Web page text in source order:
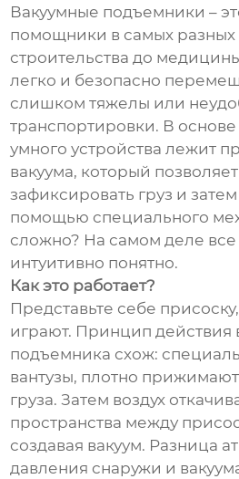
Вакуумные подъемники –
помощники в самых разных
строительства до
легко и безопасно
слишком тяжелы или
транспортировки. В основе
умного устройства лежит
вакуума, который
зафиксировать груз и
помощью специального
сложно? На самом деле все
интуитивно понятно.
Как это работает?
Представьте себе
играют. Принцип действия
подъемника схож:
вантузы, плотно
груза. Затем воздух
пространства между
создавая вакуум. Разница
давления снаружи и